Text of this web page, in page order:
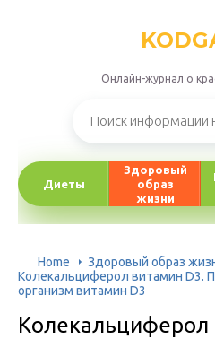
Онлайн-журнал о
Диеты
Здоровый
образ
жизни
Home
Здоровый образ
Колекальциферол витамин D3.
организм витамин D3
Колекальциферол